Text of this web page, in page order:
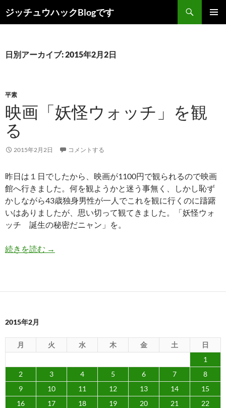
ン
ツ
キ
プ
ジッチュウハックBlogです
索
日別アーカイブ: 2015年2月2日
平素
映画「妖怪ウォッチ」を観
る
2015年2月2日 コメントする
昨日は１日でしたから、映画が1100円で観られるので映画
館へ行きました。何を観ようかと迷う事無く、しかし恥ず
かしながら43歳独身男性が一人でこれを観に行くのに躊躇
いはありましたが、思い切って観てきました。「妖怪ウォ
ッチ 誕生の秘密だニャン」を。
続きを読む 映画「妖怪ウォッチ」を観る
→
2015年2月
月 火 水 木 金 土
日
1
2
3 4 5 6 7
8
9
10 11 12 13 14
15
16
17 18 19 20 21
22